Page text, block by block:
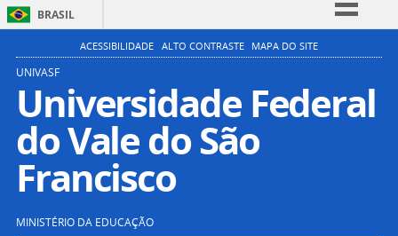
BRASIL
Simplifique!
Participe
Acesso à informação
Legislação
ACESSIBILIDADE ALTO CONTRASTE MAPA DO SITE
UNIVASF
Universidade Federal
do Vale do São
Francisco
MINISTÉRIO DA EDUCAÇÃO